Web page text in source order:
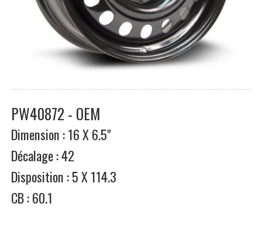
PW40872 - OEM
Dimension : 16 X 6.5"
Décalage : 42
Disposition : 5 X 114.3
CB : 60.1